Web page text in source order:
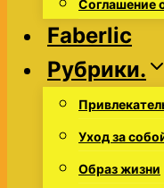
Соглашение
Faberlic
Рубрики.
Уход за
Образ жизни